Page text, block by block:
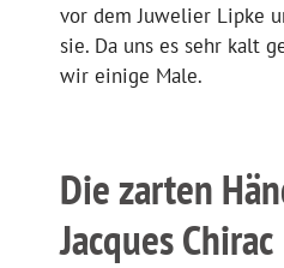
vor dem Juwelier Lipke
sie. Da uns es sehr kalt
wir einige Male.
Die zarten
Jacques Chirac